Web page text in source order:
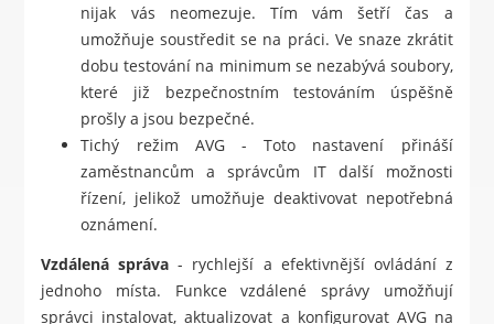
nijak vás neomezuje. Tím vám šetří čas a
umožňuje soustředit se na práci. Ve snaze zkrátit
dobu testování na minimum se nezabývá soubory,
které již bezpečnostním testováním úspěšně
prošly a jsou bezpečné.
Tichý režim AVG - Toto nastavení přináší
zaměstnancům a správcům IT další možnosti
řízení, jelikož umožňuje deaktivovat nepotřebná
oznámení.
Vzdálená správa - rychlejší a efektivnější ovládání z
jednoho místa. Funkce vzdálené správy umožňují
správci instalovat, aktualizovat a konfigurovat AVG na